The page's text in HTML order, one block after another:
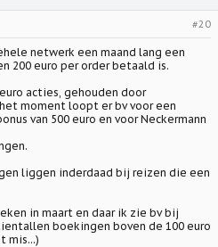
#20
netwerk een maand lang een
200 euro per order betaald is.
acties, gehouden door
moment loopt er bv voor een
van 500 euro en voor Neckermann
liggen inderdaad bij reizen die een
in maart en daar ik zie bv bij
boekingen boven de 100 euro
mis...)